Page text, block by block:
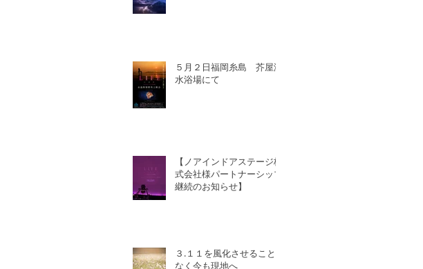
５月２日福岡糸島 芥屋海
水浴場にて
【ノアインドアステージ株
式会社様パートナーシップ
継続のお知らせ】
３.１１を風化させること
なく今も現地へ